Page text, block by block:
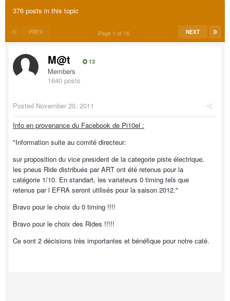
376 posts in this topic
PREV NEXT
Page 1 of 16
M@t 13
Members
1640 posts
Posted November 20, 2011
Info en provenance du Facebook de Pi10el :
"Information suite au comité directeur:
sur proposition du vice president de la categorie piste électrique,
les pneus Ride distribués par ART ont été retenus pour la
catégorie 1/10. En standart, les variateurs 0 timing tels que
retenus par l EFRA seront utilisés pour la saison 2012."
Bravo pour le choix du 0 timing !!!!
Bravo pour le choix des Rides !!!!!
Ce sont 2 décisions très importantes et bénéfique pour notre caté.